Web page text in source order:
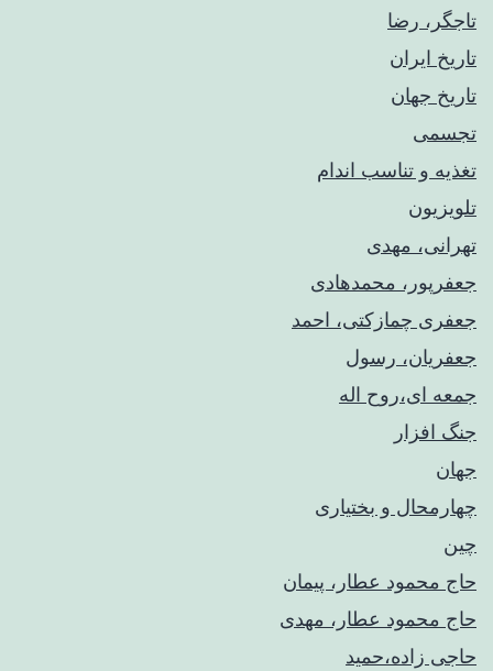
تاجگر، رضا
تاریخ ایران
تاریخ جهان
تجسمی
تغذیه و تناسب اندام
تلویزیون
تهرانی، مهدی
جعفرپور، محمدهادی
جعفری چمازکتی، احمد
جعفریان، رسول
جمعه ای،روح اله
جنگ افزار
جهان
چهارمحال و بختیاری
چین
حاج محمود عطار، پیمان
حاج محمود عطار، مهدی
حاجی زاده،حمید